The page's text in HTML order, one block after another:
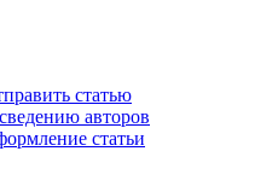
статью
авторов
статьи